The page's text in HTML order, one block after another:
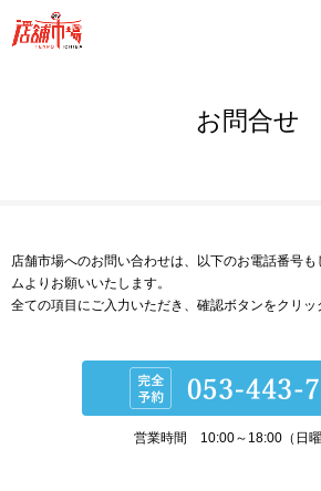
お問合せ
店舗市場へのお問い合わせは、以下のお電話番号
ムよりお願いいたします。
全ての項目にご入力いただき、確認ボタンをクリッ
営業時間 10:00～18:00（日曜